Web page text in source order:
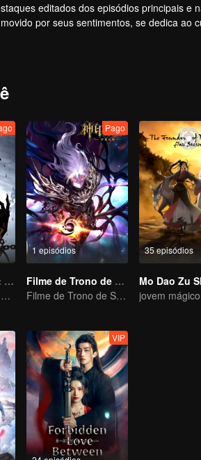
editados dos episódios principais
por seus sentimentos, se dedica ao
das amarras que a cercam. Ele
Renegado Imortal: Descida Divina
Hino Imortal: Batalha do Divino
1 episódios
Pago
Filme de Trono de Selo: O Deus sem Coroa
Filme de Trono de Selo: O Deus sem Coroa
35 episódios
Mo Dao Zu
VIP